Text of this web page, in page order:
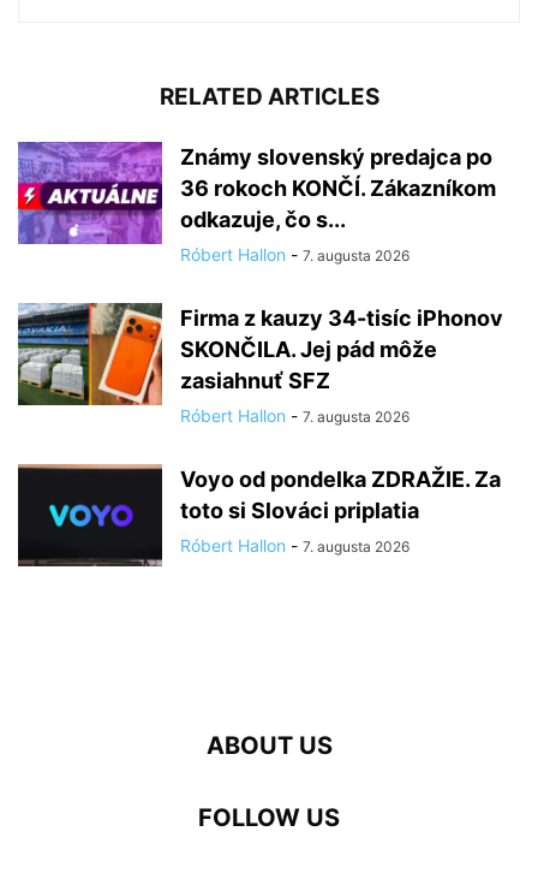
RELATED ARTICLES
Známy slovenský predajca po
36 rokoch KONČÍ. Zákazníkom
odkazuje, čo s...
Róbert Hallon - 7. augusta 2026
Firma z kauzy 34-tisíc iPhonov
SKONČILA. Jej pád môže
zasiahnuť SFZ
Róbert Hallon - 7. augusta 2026
Voyo od pondelka ZDRAŽIE. Za
toto si Slováci priplatia
Róbert Hallon - 7. augusta 2026
ABOUT US
FOLLOW US